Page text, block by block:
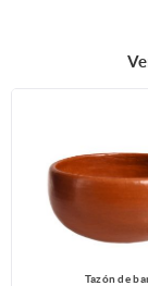
Tazón de